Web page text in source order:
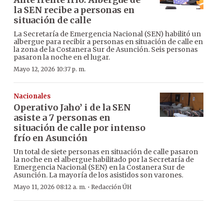
la SEN recibe a personas en
situación de calle
La Secretaría de Emergencia Nacional (SEN) habilitó un
albergue para recibir a personas en situación de calle en
la zona de la Costanera Sur de Asunción. Seis personas
pasaron la noche en el lugar.
Mayo 12, 2026 10:37 p. m.
Nacionales
Operativo Jaho’ i de la SEN
asiste a 7 personas en
situación de calle por intenso
frío en Asunción
Un total de siete personas en situación de calle pasaron
la noche en el albergue habilitado por la Secretaría de
Emergencia Nacional (SEN) en la Costanera Sur de
Asunción. La mayoría de los asistidos son varones.
Mayo 11, 2026 08:12 a. m. · Redacción ÚH